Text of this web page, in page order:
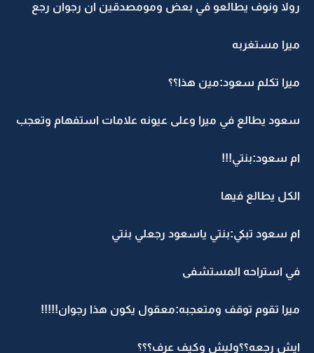
رولا ونوف يطالعو في بعض ومومصدقين ان رجوان رجع
ميرا مستغربه
ميرا تكلم سعود:مين هذا؟؟
سعود يطالع في ميرا وعلى عيونه علامات استفهام وتعجب
ام سعود:بنتي!!!
الكل يطالع فيها
ام سعود تبكي:بنتي ياسعود رجعلي بنتي
في استراحه المستشفى
ميرا تقوم توقف ومتعجبه:معقول يكون هذا رجوان!!!!!
ايش رجعه؟؟وليش وكيف عرف؟؟؟